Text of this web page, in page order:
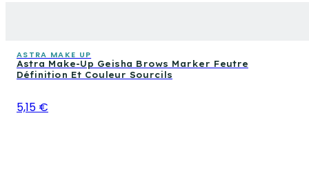
ASTRA MAKE UP
Astra Make-Up Geisha Brows Marker Feutre
Définition Et Couleur Sourcils
5,15 €